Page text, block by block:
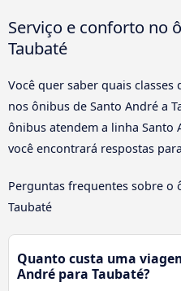
Serviço e conforto no
Taubaté
Você quer saber quais
nos ônibus de Santo André a
ônibus atendem a linha Santo
você encontrará respostas
Perguntas frequentes sobre o
Taubaté
Quanto custa uma
André para Taubaté?